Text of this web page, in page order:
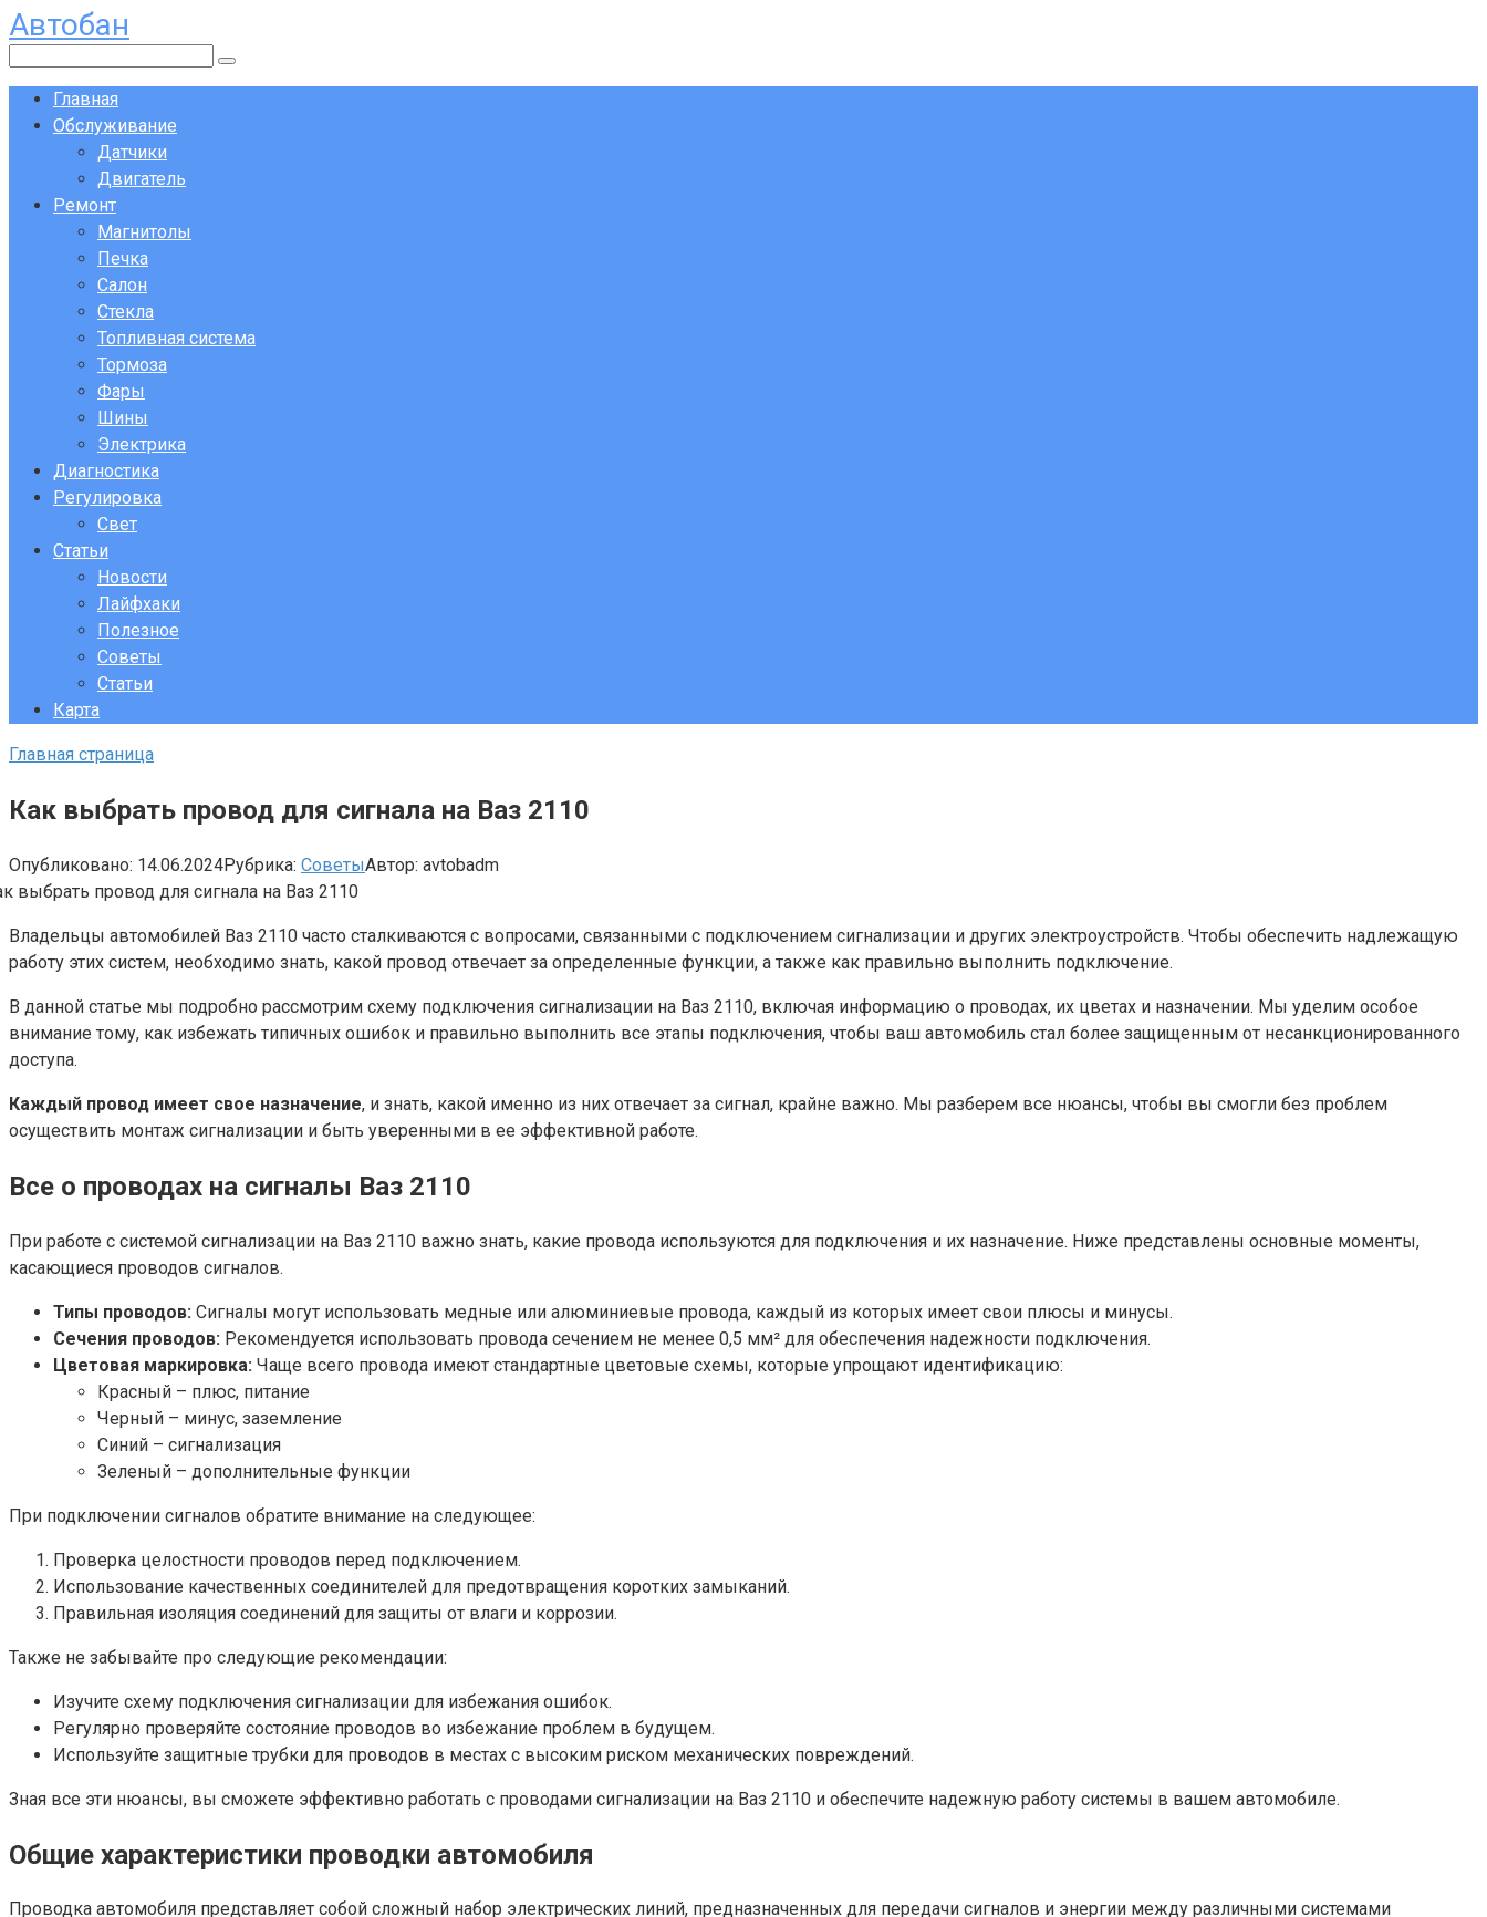
Перейти
к
контенту
Автобан
Главная
Обслуживание
Датчики
Двигатель
Ремонт
Магнитолы
Печка
Салон
Стекла
Топливная система
Тормоза
Фары
Шины
Электрика
Диагностика
Регулировка
Свет
Статьи
Новости
Лайфхаки
Полезное
Советы
Статьи
Карта
Главная страница
Как выбрать провод для сигнала на Ваз 2110
Опубликовано: 14.06.2024Рубрика: СоветыАвтор: avtobadm
Владельцы автомобилей Ваз 2110 часто сталкиваются с вопросами, связанными с подключением сигнализации и других электроустройств. Чтобы обеспечить надлежащую
работу этих систем, необходимо знать, какой провод отвечает за определенные функции, а также как правильно выполнить подключение.
В данной статье мы подробно рассмотрим схему подключения сигнализации на Ваз 2110, включая информацию о проводах, их цветах и назначении. Мы уделим особое
внимание тому, как избежать типичных ошибок и правильно выполнить все этапы подключения, чтобы ваш автомобиль стал более защищенным от несанкционированного
доступа.
Каждый провод имеет свое назначение, и знать, какой именно из них отвечает за сигнал, крайне важно. Мы разберем все нюансы, чтобы вы смогли без проблем
осуществить монтаж сигнализации и быть уверенными в ее эффективной работе.
Все о проводах на сигналы Ваз 2110
При работе с системой сигнализации на Ваз 2110 важно знать, какие провода используются для подключения и их назначение. Ниже представлены основные моменты,
касающиеся проводов сигналов.
Типы проводов: Сигналы могут использовать медные или алюминиевые провода, каждый из которых имеет свои плюсы и минусы.
Сечения проводов: Рекомендуется использовать провода сечением не менее 0,5 мм² для обеспечения надежности подключения.
Цветовая маркировка: Чаще всего провода имеют стандартные цветовые схемы, которые упрощают идентификацию:
Красный – плюс, питание
Черный – минус, заземление
Синий – сигнализация
Зеленый – дополнительные функции
При подключении сигналов обратите внимание на следующее:
Проверка целостности проводов перед подключением.
Использование качественных соединителей для предотвращения коротких замыканий.
Правильная изоляция соединений для защиты от влаги и коррозии.
Также не забывайте про следующие рекомендации:
Изучите схему подключения сигнализации для избежания ошибок.
Регулярно проверяйте состояние проводов во избежание проблем в будущем.
Используйте защитные трубки для проводов в местах с высоким риском механических повреждений.
Зная все эти нюансы, вы сможете эффективно работать с проводами сигнализации на Ваз 2110 и обеспечите надежную работу системы в вашем автомобиле.
Общие характеристики проводки автомобиля
Проводка автомобиля представляет собой сложный набор электрических линий, предназначенных для передачи сигналов и энергии между различными системами